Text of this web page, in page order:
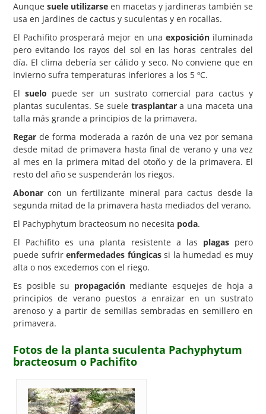
Aunque suele utilizarse en macetas y jardineras también se
usa en jardines de cactus y suculentas y en rocallas.
El Pachifito prosperará mejor en una exposicióniluminada
pero evitando los rayos del sol en las horas centrales del
día. El clima debería ser cálido y seco. No conviene que en
invierno sufra temperaturas inferiores a los 5 ºC.
El suelo puede ser un sustrato comercial para cactus y
plantas suculentas. Se suele trasplantara una maceta una
talla más grande a principios de la primavera.
Regar de forma moderada a razón de una vez por semana
desde mitad de primavera hasta final de verano y una vez
al mes en la primera mitad del otoño y de la primavera. El
resto del año se suspenderán los riegos.
Abonar con un fertilizante mineral para cactus desde la
segunda mitad de la primavera hasta mediados del verano.
El Pachyphytum bracteosum no necesita poda.
El Pachifito es una planta resistente a las plagaspero
puede sufrir enfermedades fúngicassi la humedad es muy
alta o nos excedemos con el riego.
Es posible su propagaciónmediante esquejes de hoja a
principios de verano puestos a enraizar en un sustrato
arenoso y a partir de semillas sembradas en semillero en
primavera.
Fotos de la planta suculenta Pachyphytum
bracteosum o Pachifito